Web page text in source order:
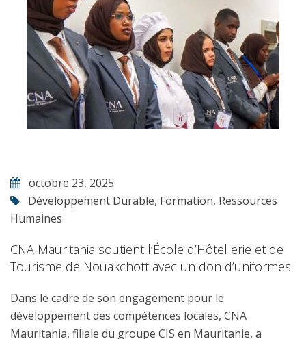
octobre 23, 2025
Développement Durable, Formation, Ressources
Humaines
CNA Mauritania soutient l’École d’Hôtellerie et de
Tourisme de Nouakchott avec un don d’uniformes
Dans le cadre de son engagement pour le
développement des compétences locales, CNA
Mauritania, filiale du groupe CIS en Mauritanie, a